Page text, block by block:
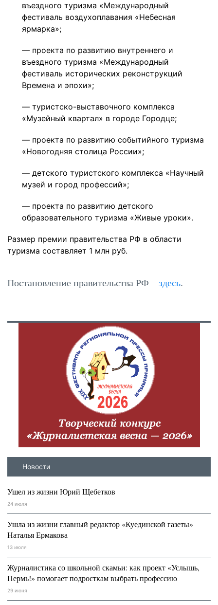
въездного туризма «Международный
фестиваль воздухоплавания «Небесная
ярмарка»;
— проекта по развитию внутреннего и
въездного туризма «Международный
фестиваль исторических реконструкций
Времена и эпохи»;
— туристско-выставочного комплекса
«Музейный квартал» в городе Городце;
— проекта по развитию событийного туризма
«Новогодняя столица России»;
— детского туристского комплекса «Научный
музей и город профессий»;
— проекта по развитию детского
образовательного туризма «Живые уроки».
Размер премии правительства РФ в области
туризма составляет 1 млн руб.
Постановление правительства РФ –здесь.
Новости
Ушел из жизни Юрий Щебетков
24 июля
Ушла из жизни главный редактор «Куединской газеты»
Наталья Ермакова
13 июля
Журналистика со школьной скамьи: как проект «Услышь,
Пермь!» помогает подросткам выбрать профессию
29 июня